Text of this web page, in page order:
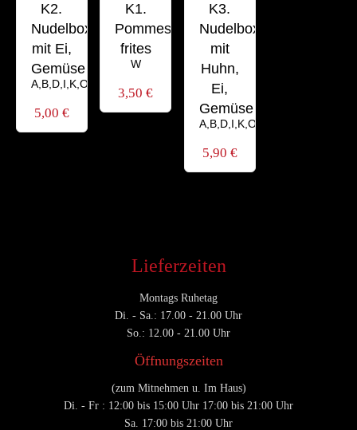
K2.
Nudelbox
mit Ei,
Gemüse
A,B,D,I,K,O,P,V,Z
5,00 €
K1.
Pommes
frites
W
3,50€
K3.
Nudelbox
mit
Huhn,
Ei,
Gemüse
A,B,D,I,K,O,P,V,Z
5,90 €
Lieferzeiten
Montags Ruhetag
Di. - Sa.: 17.00 - 21.00 Uhr
So.: 12.00 - 21.00 Uhr
Öffnungszeiten
(zum Mitnehmen u. Im Haus)
Di. - Fr : 12:00 bis 15:00 Uhr 17:00 bis 21:00 Uhr
Sa. 17:00 bis 21:00 Uhr